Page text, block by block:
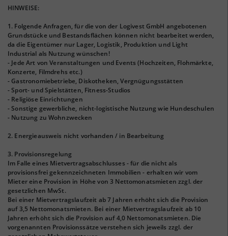
HINWEISE:
1. Folgende Anfragen, für die von der Logivest GmbH angebotenen
Grundstücke und Bestandsflächen können nicht bearbeitet werden,
da die Eigentümer nur Lager, Logistik, Produktion und Light
Industrial als Nutzung wünschen!
- Jede Art von Veranstaltungen und Events (Hochzeiten, Flohmärkte,
Konzerte, Filmdrehs etc.)
- Gastronomiebetriebe, Diskotheken, Vergnügungsstätten
- Sport- und Spielstätten, Fitness-Studios
- Religiöse Einrichtungen
- Sonstige gewerbliche, nicht-logistische Nutzung wie Hundeschulen
- Nutzung zu Wohnzwecken
2. Energieausweis nicht vorhanden / in Bearbeitung
3. Provisionsregelung
Im Falle eines Mietvertragsabschlusses - für die nicht als
provisionsfrei gekennzeichneten Immobilien - erhalten wir vom
Mieter eine Provision in Höhe von 3 Nettomonatsmieten zzgl. der
gesetzlichen MwSt.
Bei einer Mietvertragslaufzeit ab 7 Jahren erhöht sich die Provision
auf 3,5 Nettomonatsmieten. Bei einer Mietvertragslaufzeit ab 10
Jahren erhöht sich die Provision auf 4,0 Nettomonatsmieten. Die
vorgenannten Provisionssätze verstehen sich jeweils zzgl. der